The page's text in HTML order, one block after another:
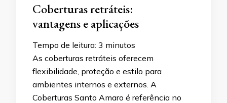
Coberturas retráteis:
vantagens e aplicações
Tempo de leitura: 3 minutos
As coberturas retráteis oferecem
flexibilidade, proteção e estilo para
ambientes internos e externos. A
Coberturas Santo Amaro é referência no